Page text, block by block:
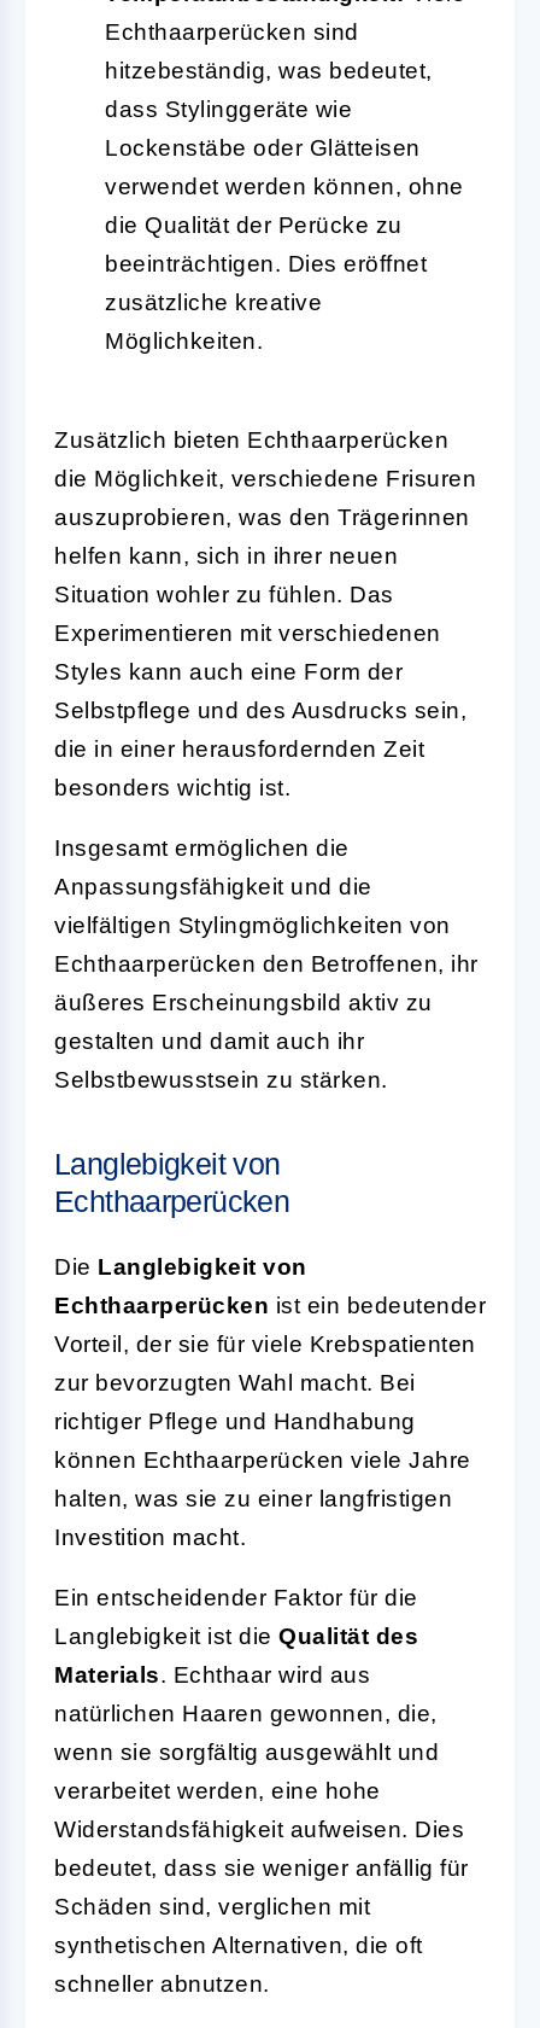
Echthaarperücken sind
hitzebeständig, was bedeutet,
dass Stylinggeräte wie
Lockenstäbe oder Glätteisen
verwendet werden können, ohne
die Qualität der Perücke zu
beeinträchtigen. Dies eröffnet
zusätzliche kreative
Möglichkeiten.
Zusätzlich bieten Echthaarperücken
die Möglichkeit, verschiedene Frisuren
auszuprobieren, was den Trägerinnen
helfen kann, sich in ihrer neuen
Situation wohler zu fühlen. Das
Experimentieren mit verschiedenen
Styles kann auch eine Form der
Selbstpflege und des Ausdrucks sein,
die in einer herausfordernden Zeit
besonders wichtig ist.
Insgesamt ermöglichen die
Anpassungsfähigkeit und die
vielfältigen Stylingmöglichkeiten von
Echthaarperücken den Betroffenen, ihr
äußeres Erscheinungsbild aktiv zu
gestalten und damit auch ihr
Selbstbewusstsein zu stärken.
Langlebigkeit von
Echthaarperücken
Die Langlebigkeit von
Echthaarperücken ist ein bedeutender
Vorteil, der sie für viele Krebspatienten
zur bevorzugten Wahl macht. Bei
richtiger Pflege und Handhabung
können Echthaarperücken viele Jahre
halten, was sie zu einer langfristigen
Investition macht.
Ein entscheidender Faktor für die
Langlebigkeit ist die Qualität des
Materials. Echthaar wird aus
natürlichen Haaren gewonnen, die,
wenn sie sorgfältig ausgewählt und
verarbeitet werden, eine hohe
Widerstandsfähigkeit aufweisen. Dies
bedeutet, dass sie weniger anfällig für
Schäden sind, verglichen mit
synthetischen Alternativen, die oft
schneller abnutzen.